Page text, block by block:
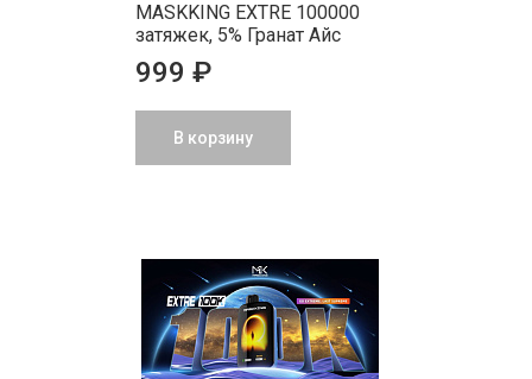
MASKKING EXTRE 100000
затяжек, 5% Гранат Айс
999 ₽
В корзину